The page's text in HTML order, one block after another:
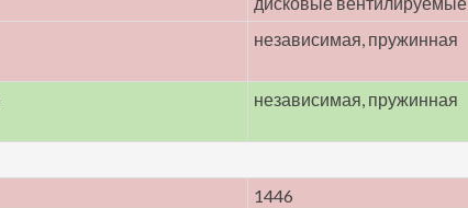
независимая, пружинная
независимая, пружинная
1446